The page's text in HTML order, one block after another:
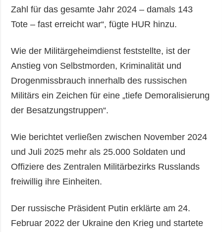
Zahl für das gesamte Jahr 2024 – damals 143
Tote – fast erreicht war“, fügte HUR hinzu.
Wie der Militärgeheimdienst feststellte, ist der
Anstieg von Selbstmorden, Kriminalität und
Drogenmissbrauch innerhalb des russischen
Militärs ein Zeichen für eine „tiefe Demoralisierung
der Besatzungstruppen“.
Wie berichtet verließen zwischen November 2024
und Juli 2025 mehr als 25.000 Soldaten und
Offiziere des Zentralen Militärbezirks Russlands
freiwillig ihre Einheiten.
Der russische Präsident Putin erklärte am 24.
Februar 2022 der Ukraine den Krieg und startete